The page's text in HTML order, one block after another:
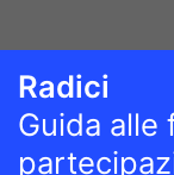
Radici
Guida alle